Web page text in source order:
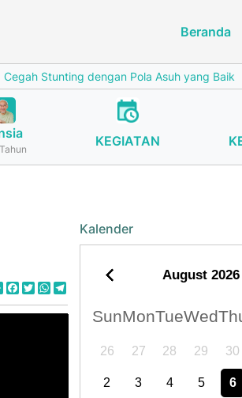
Beranda
Stunting dengan Pola Asuh yang Baik
KEGIATAN
ShareFacebook
TwitterWhatsApp
Kalender
August 2026
SunMonTueWed
26 27 28 29 30
2 3 4 5 6